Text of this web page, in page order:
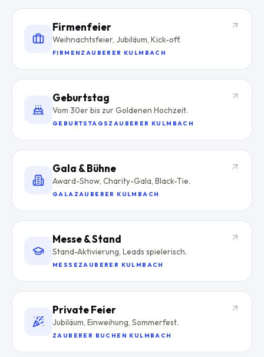
Firmenfeier
Weihnachtsfeier, Jubiläum, Kick-off.
FIRMENZAUBERER KULMBACH
Geburtstag
Vom 30er bis zur Goldenen Hochzeit.
GEBURTSTAGSZAUBERER KULMBACH
Gala & Bühne
Award-Show, Charity-Gala, Black-Tie.
GALAZAUBERER KULMBACH
Messe & Stand
Stand-Aktivierung, Leads spielerisch.
MESSEZAUBERER KULMBACH
Private Feier
Jubiläum, Einweihung, Sommerfest.
ZAUBERER BUCHEN KULMBACH